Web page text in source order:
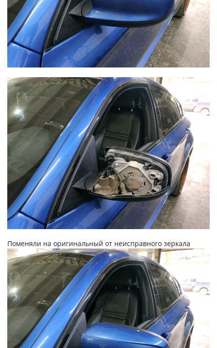
Поменяли на оригинальный от неисправного зеркала